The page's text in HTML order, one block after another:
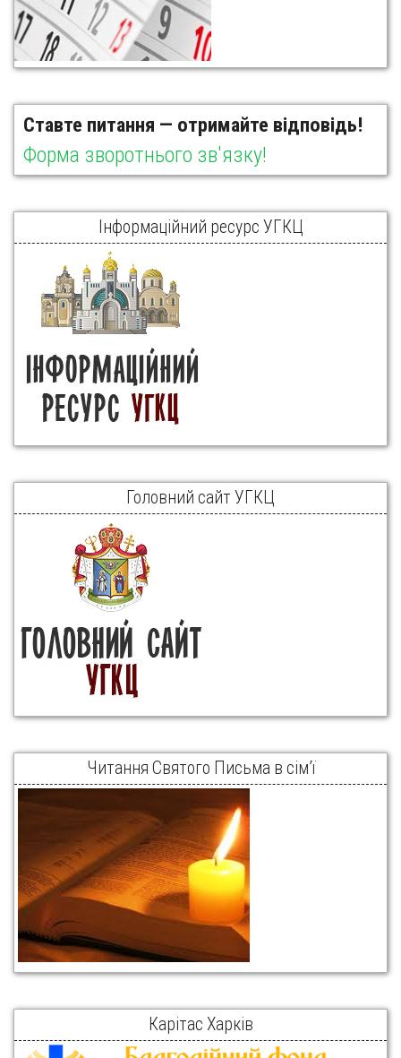
Ставте питання — отримайте відповідь!
Форма зворотнього зв'язку!
Інформаційний ресурс УГКЦ
Головний сайт УГКЦ
Читання Святого Письма в сім’ї
Карітас Харків